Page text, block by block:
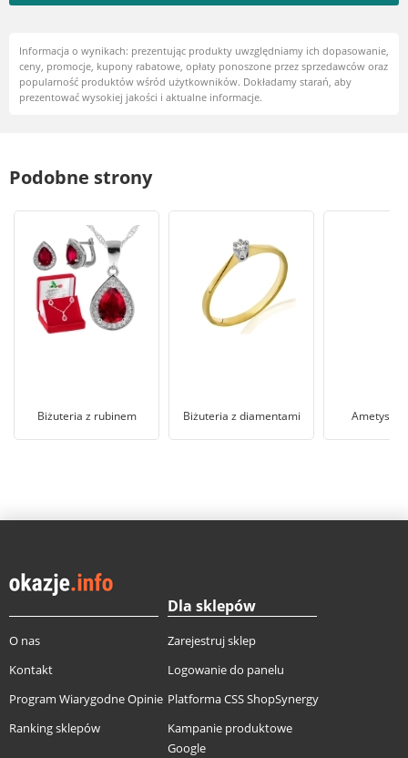
Informacja o wynikach: prezentując produkty uwzględniamy ich dopasowanie,
ceny, promocje, kupony rabatowe, opłaty ponoszone przez sprzedawców oraz
popularność produktów wśród użytkowników. Dokładamy starań, aby
prezentować wysokiej jakości i aktualne informacje.
Podobne strony
Biżuteria z rubinem Biżuteria z diamentami Ametyst
O nas
Kontakt
Program Wiarygodne Opinie
Ranking sklepów
Dla sklepów
Zarejestruj sklep
Logowanie do panelu
Platforma CSS ShopSynergy
Kampanie produktowe
Google